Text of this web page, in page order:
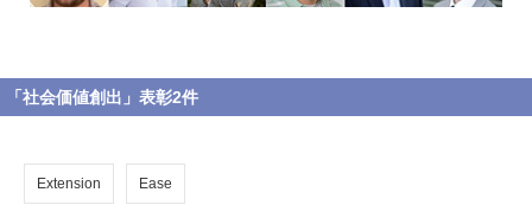
「社会価値創出」表彰2件
Extension Ease